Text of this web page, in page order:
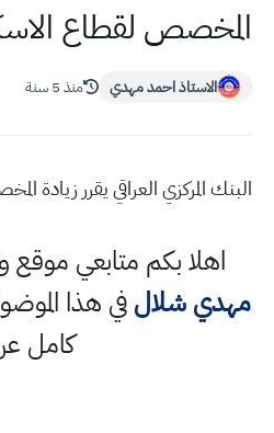
المخصص لقطاع الاسكان
الاستاذ احمد مهدي منذ 5 سنة
البنك المركزي العراقي يقرر زيادة
اهلا بكم متابعي موقع
مهدي شلالفي هذا
كامل